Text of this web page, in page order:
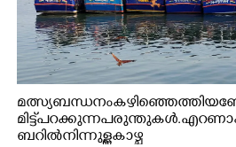
മത്സ്യബന്ധനം കഴിഞ്ഞെത്തിയ
മിട്ട് പറക്കുന്ന പരുന്തുകൾ.
ബറിൽ നിന്നുള്ള കാഴ്ച